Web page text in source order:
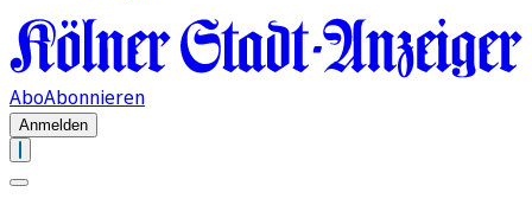
AboAbonnieren
Anmelden